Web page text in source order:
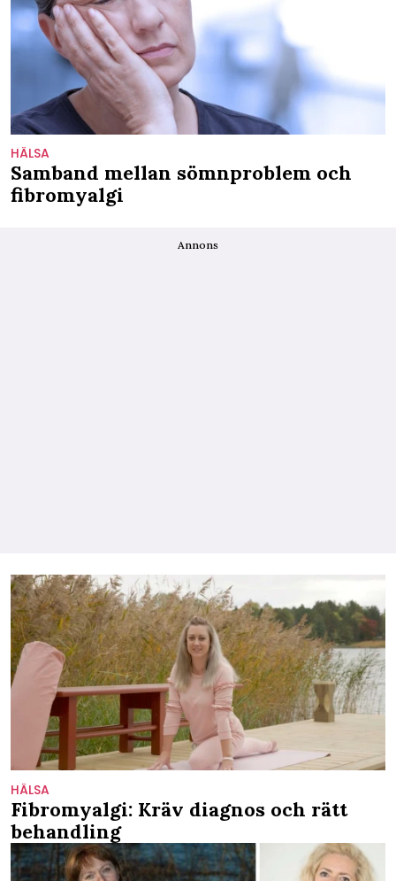
HÄLSA
Samband mellan sömnproblem och
fibromyalgi
Annons
HÄLSA
Fibromyalgi: Kräv diagnos och rätt
behandling